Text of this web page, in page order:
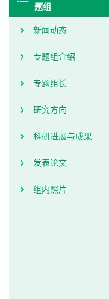
题组
新闻动态
专题组介绍
专题组长
研究方向
科研进展与成果
发表论文
组内照片